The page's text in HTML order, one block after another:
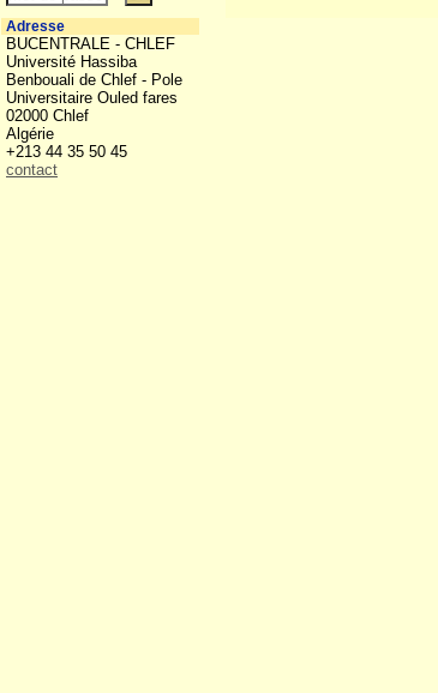
Adresse
BUCENTRALE - CHLEF
Université Hassiba
Benbouali de Chlef - Pole
Universitaire Ouled fares
02000 Chlef
Algérie
+213 44 35 50 45
contact